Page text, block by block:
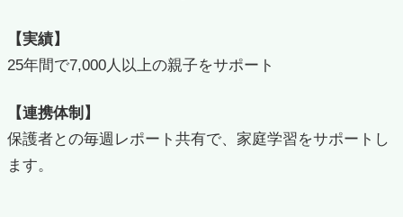
【実績】
25年間で7,000人以上の親子をサポート
【連携体制】
保護者との毎週レポート共有で、家庭学習をサポートし
ます。